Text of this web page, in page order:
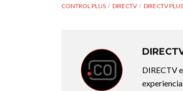
CONTROL PLUS DIRECTV DIRECTV PLUS
DIRECTV